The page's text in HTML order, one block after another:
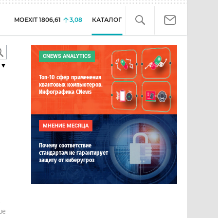
MOEXIT 1806,61 3,08 КАТАЛОГ
CNEWS ANALYTICS
Топ-10 сфер применения
квантовых компьютеров.
Инфографика CNews
МНЕНИЕ МЕСЯЦА
Почему соответствие
стандартам не гарантирует
защиту от киберугроз